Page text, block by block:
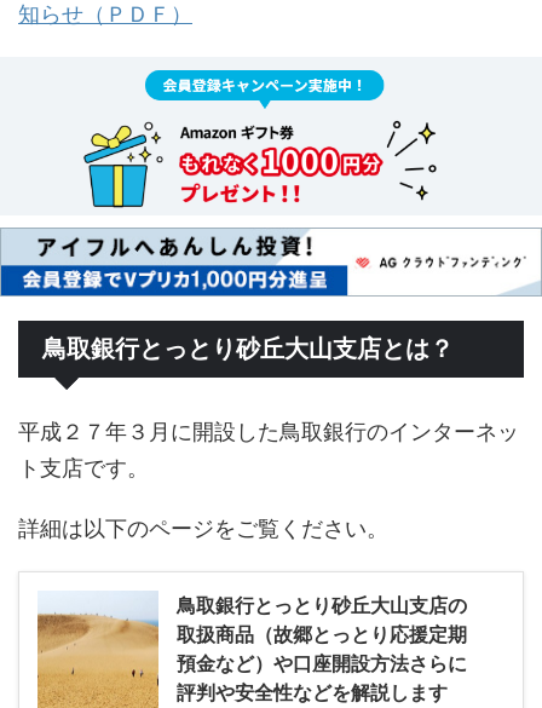
知らせ（ＰＤＦ）
鳥取銀行とっとり砂丘大山支店とは？
平成２７年３月に開設した鳥取銀行のインターネッ
ト支店です。
詳細は以下のページをご覧ください。
鳥取銀行とっとり砂丘大山支店の
取扱商品（故郷とっとり応援定期
預金など）や口座開設方法さらに
評判や安全性などを解説します